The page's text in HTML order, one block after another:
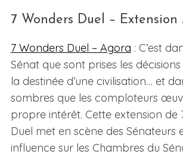
7 Wonders Duel – Extension
7 Wonders Duel – Agora : C’est
Sénat que sont prises les
la destinée d’une civilisation… et
sombres que les comploteurs
propre intérêt. Cette extension de
Duel met en scène des Sénateurs
influence sur les Chambres du